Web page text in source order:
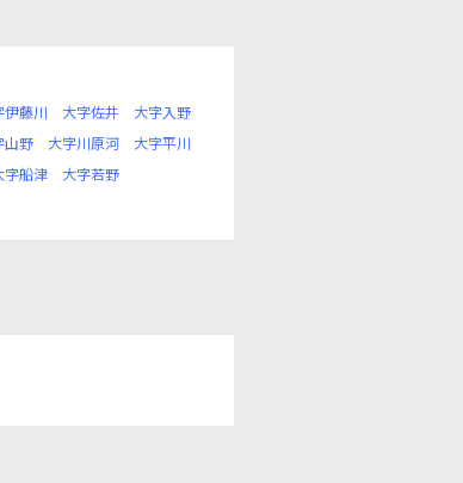
伊藤川 大字佐井
大字入野
山野 大字川原河
大字平川
字船津
大字若野